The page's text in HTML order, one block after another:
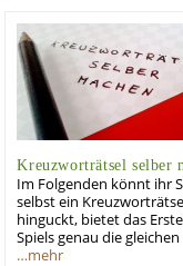
Kreuzworträtsel selber
Im Folgenden könnt ihr
selbst ein
hinguckt, bietet das
Spiels genau die
…mehr